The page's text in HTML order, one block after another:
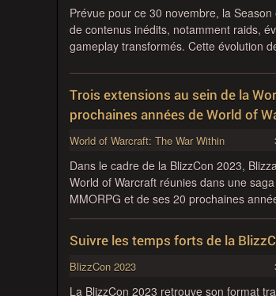
Prévue pour ce 30 novembre, la
de contenus inédits, notamment raids,
gameplay transformés. Cette évolution
Trois extensions au sein de la
prochaines années de World of
World of Warcraft: The War Within
Dans le cadre de la BlizzCon 2023,
World of Warcraft réunies dans une
MMORPG et de ses 20 prochaines
Suivre les temps forts de la
BlizzCon 2023
La BlizzCon 2023 retrouve son format